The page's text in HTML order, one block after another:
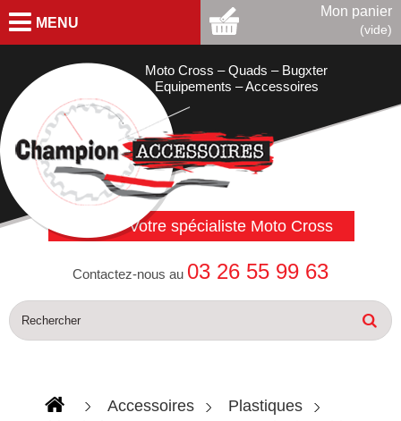
MENU
Mon panier
(vide)
Moto Cross – Quads – Bugxter
Equipements – Accessoires
Votre spécialiste Moto Cross
Contactez-nous au 03 26 55 99 63
Accessoires
Plastiques